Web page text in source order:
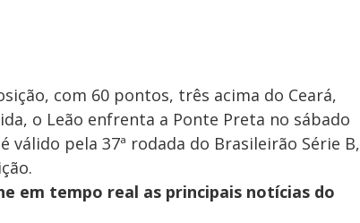
com 60 pontos, três acima do Ceará,
o Leão enfrenta a Ponte Preta no sábado
válido pela 37ª rodada do Brasileirão Série B,
em tempo real as principais notícias do